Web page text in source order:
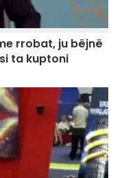
rrobat, ju bëjnë
ta kuptoni